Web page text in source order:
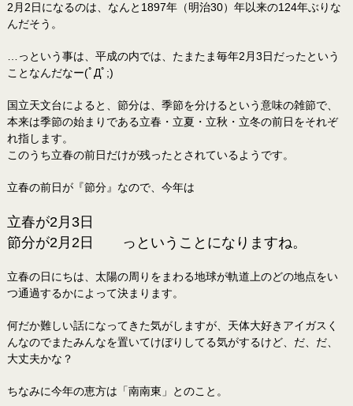
2月2日になるのは、なんと1897年（明治30）年以来の124年ぶりな
んだそう。
…っという事は、平成の内では、たまたま毎年2月3日だったという
ことなんだなー(ﾟДﾟ;)
国立天文台によると、節分は、季節を分けるという意味の雑節で、
本来は季節の始まりである立春・立夏・立秋・立冬の前日をそれぞ
れ指します。
このうち立春の前日だけが残ったとされているようです。
立春の前日が『節分』なので、今年は
立春が2月3日
節分が2月2日 っということになりますね。
立春の日にちは、太陽の周りをまわる地球が軌道上のどの地点をい
つ通過するかによって決まります。
何だか難しい話になってきた気がしますが、天体大好きアイガスく
んなのでまたみんなを置いてけぼりしてる気がするけど、だ、だ、
大丈夫かな？
ちなみに今年の恵方は「南南東」とのこと。